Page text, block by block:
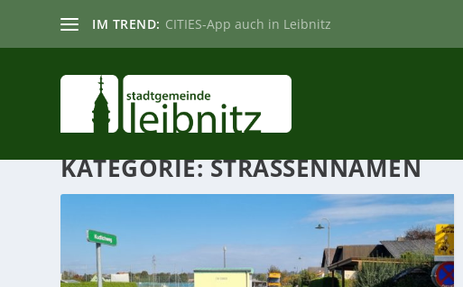
IM TREND: CITIES-App auch in Leibnitz
KATEGORIE:STRASSENNAMEN